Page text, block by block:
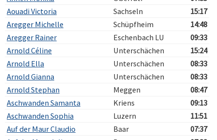
Aouadi Victoria
Sachseln
15:17
Aregger Michelle
Schüpfheim
14:48
Aregger Rainer
Eschenbach LU
09:33
Arnold Céline
Unterschächen
15:24
Arnold Ella
Unterschächen
08:33
Arnold Gianna
Unterschächen
08:33
Arnold Stephan
Meggen
08:47
Aschwanden Samanta
Kriens
09:13
Aschwanden Sophia
Luzern
11:51
Auf der Maur Claudio
Baar
07:37